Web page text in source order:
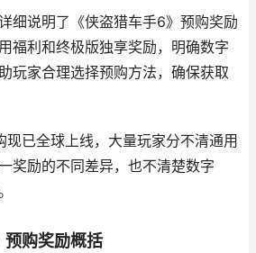
细说明了《侠盗猎车手6》预购奖励
福利和终极版独享奖励，明确数字
玩家合理选择预购方法，确保获取
现已全球上线，大量玩家分不清通用
奖励的不同差异，也不清楚数字
预购奖励概括